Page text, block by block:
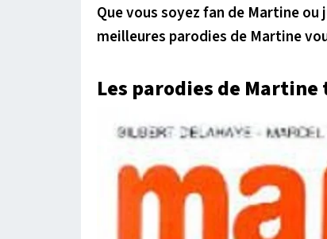
Que vous soyez fan de Martine
meilleures parodies de Martine
Les parodies de